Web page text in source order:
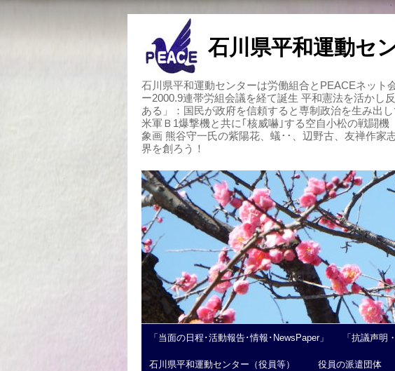
石川県平和運動セ
石川県平和運動センターは労働組合とPEACEネット
ー2000.9連帯労組会議を経て誕生 平和憲法を活かし
ある」：国民が政府を信頼すると専制政治を生み出
米軍Ｂ1爆撃機と共に｢核威嚇｣する空自小松の戦闘
象画 熊谷守一氏の紫陽花、蟻･･、辺野古、友禅作家
界を創ろう！
「当面の日程･活動報告･情報･NewsPaper」 「抗議声明
石川県平和運動センター（役員等） 役員の派遣団体